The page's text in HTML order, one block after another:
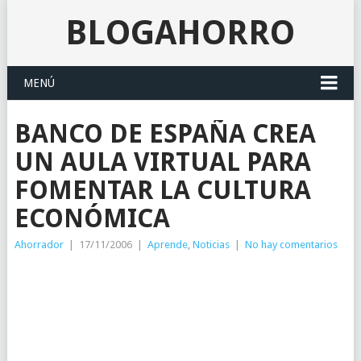
BLOGAHORRO
MENÚ
BANCO DE ESPAÑA CREA
UN AULA VIRTUAL PARA
FOMENTAR LA CULTURA
ECONÓMICA
Ahorrador 17/11/2006 Aprende, Noticias No hay comentarios